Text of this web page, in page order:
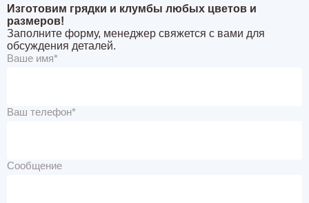
Изготовим грядки и клумбы любых цветов и
размеров!
Заполните форму, менеджер свяжется с вами для
обсуждения деталей.
Ваше имя*
Ваш телефон*
Сообщение